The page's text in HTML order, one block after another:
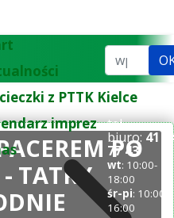
z PTTK Kielce
imprez
Szukaj...
tel.
biuro: 41
77 43
wt: 10:00-
18:00
śr-pi: 10:00-
16:00
PO
TATRY